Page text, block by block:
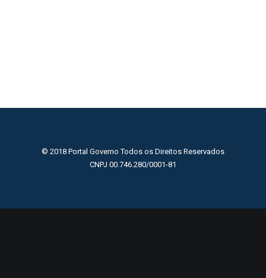
© 2018 Portal Governo Todos os Direitos Reservados
CNPJ 00.746.280/0001-81